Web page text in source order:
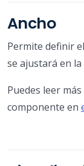
Ancho
Permite definir
se ajustará en
Puedes leer
componente en